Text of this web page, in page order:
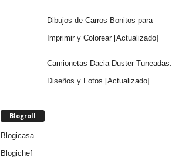
Dibujos de Carros Bonitos para
Imprimir y Colorear [Actualizado]
Camionetas Dacia Duster Tuneadas:
Diseños y Fotos [Actualizado]
Blogroll
Blogicasa
Blogichef